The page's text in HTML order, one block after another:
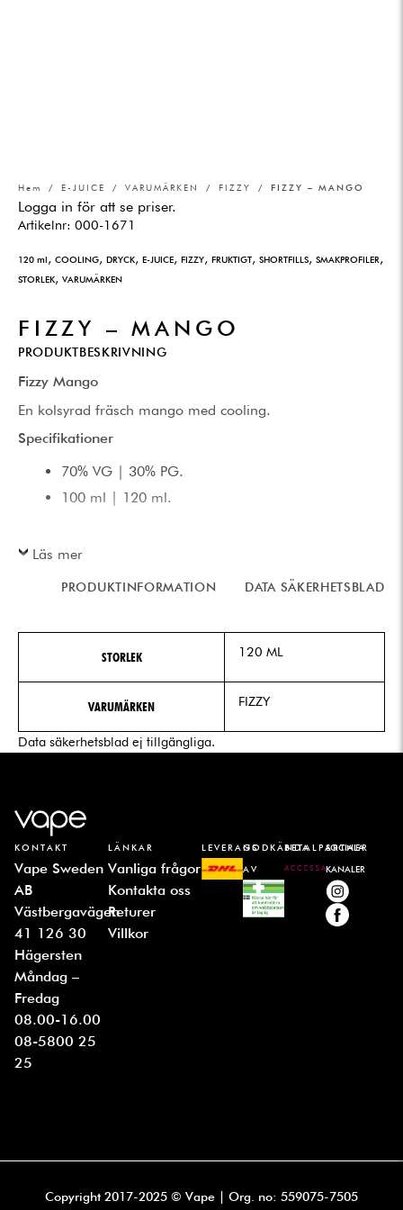
Hem / E-JUICE / VARUMÄRKEN / FIZZY / FIZZY – MANGO
Logga in för att se priser.
Artikelnr: 000-1671
120 ml , COOLING, DRYCK, E-JUICE, FIZZY, FRUKTIGT, SHORTFILLS, SMAKPROFILER ,
STORLEK, VARUMÄRKEN
FIZZY – MANGO
PRODUKTBESKRIVNING
Fizzy Mango
En kolsyrad fräsch mango med cooling.
Specifikationer
70% VG | 30% PG.
100 ml | 120 ml.
Läs mer
PRODUKTINFORMATION DATA SÄKERHETSBLAD
STORLEK 120 ML
VARUMÄRKEN FIZZY
Data säkerhetsblad ej tillgängliga.
KONTAKT
Vape Sweden
AB
Västbergavägen
41 126 30
Hägersten
Måndag –
Fredag
08.00-16.00
08-5800 25
25
LÄNKAR
Vanliga frågor
Kontakta oss
Returer
Villkor
LEVERANSGODKÄNDA
AV
BETALPARTNER
SOCIALA
KANALER
Copyright 2017-2025 © Vape | Org. no: 559075-7505